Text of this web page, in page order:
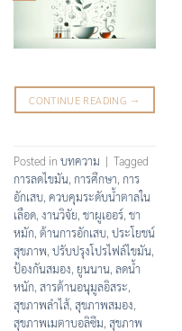
CONTINUE READING →
Posted in บทความ | Tagged
การลดไขมัน, การศึกษา, การ
อักเสบ, ควบคุมระดับน้ำตาลใน
เลือด, งานวิจัย, ชาผูเออร์, ชา
หมัก, ต้านการอักเสบ, ประโยชน์
สุขภาพ, ปรับปรุงโปรไฟล์ไขมัน,
ป้องกันสมอง, ยูนนาน, ลดน้ำ
หนัก, สารต้านอนุมูลอิสระ,
สุขภาพลำไส้, สุขภาพสมอง,
สุขภาพเมตาบอลิซึม, สุขภาพ